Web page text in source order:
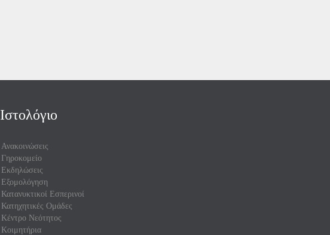
Ιστολόγιο
Ανακοινώσεις
Γηροκομείο
Εκδηλώσεις
Εξομολόγηση
Κατανυκτικοί Εσπερινοί
Κατηχητικές Ομάδες
Κέντρο Νεότητος
Κοιμητήρια